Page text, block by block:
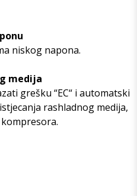
niskog napona.
medija
grešku “EC“ i automatski
rashladnog medija,